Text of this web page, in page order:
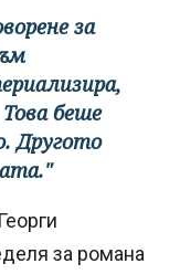
за
беше
Другото
за романа